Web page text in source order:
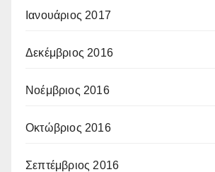
Ιανουάριος 2017
Δεκέμβριος 2016
Νοέμβριος 2016
Οκτώβριος 2016
Σεπτέμβριος 2016